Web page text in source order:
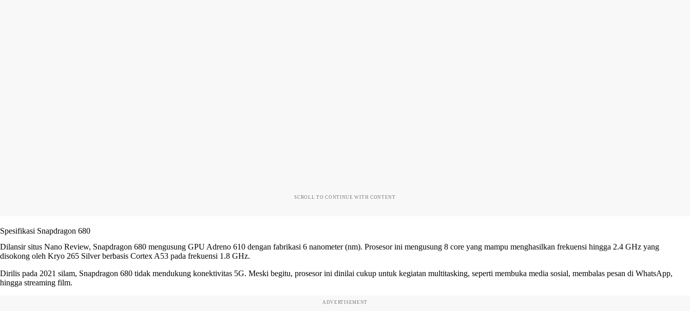
SCROLL TO CONTINUE WITH CONTENT
Spesifikasi Snapdragon 680
Dilansir situs Nano Review, Snapdragon 680 mengusung GPU Adreno 610 dengan fabrikasi 6 nanometer (nm). Prosesor ini mengusung 8 core yang mampu menghasilkan frekuensi hingga 2.4 GHz yang
disokong oleh Kryo 265 Silver berbasis Cortex A53 pada frekuensi 1.8 GHz.
Dirilis pada 2021 silam, Snapdragon 680 tidak mendukung konektivitas 5G. Meski begitu, prosesor ini dinilai cukup untuk kegiatan multitasking, seperti membuka media sosial, membalas pesan di WhatsApp,
hingga streaming film.
ADVERTISEMENT